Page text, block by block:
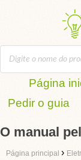
Página
Pedir o guia
O manual
Página principal ›